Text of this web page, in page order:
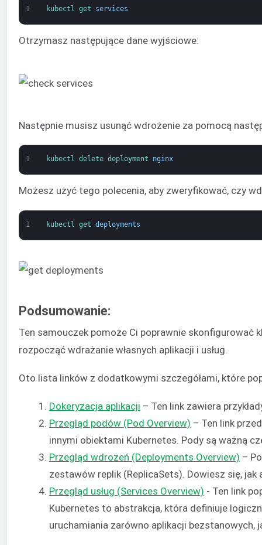
1 kubectl get services
Otrzymasz następujące dane wyjściowe:
Następnie musisz usunąć wdrożenie za pomocą
1 kubectl delete deployment nginx
Możesz użyć tego polecenia, aby zweryfikować, czy
1 kubectl get deployments
Podsumowanie:
Ten samouczek pomoże Ci poprawnie skonfigurować
rozpocząć wdrażanie własnych aplikacji i usług.
Oto lista linków z dodatkowymi szczegółami, które
Dokeryzacja aplikacji – Ten link zawiera
Przegląd podów (Pod Overview) – Ten link
innymi obiektami Kubernetes. Pody są ważną
Przegląd wdrożeń (Deployments Overview) –
zestawów replik (ReplicaSets). Dowiesz się,
Przegląd usług (Services Overview) - Ten link
Kubernetes to abstrakcja, która definiuje
uruchamiania zarówno aplikacji bezstanowych,